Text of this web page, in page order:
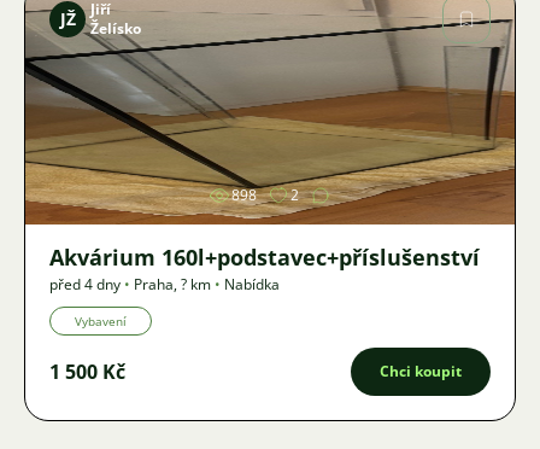
Obrázek
JŽ
Jiří
Želísko
898 2
Akvárium 160l+podstavec+příslušenství
před 4 dny • Praha,? km • Nabídka
Vybavení
1 500 Kč Chci koupit